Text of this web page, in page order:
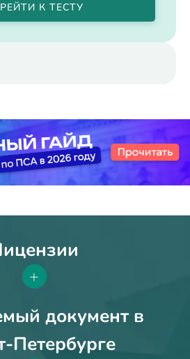
К ТЕСТУ
+
документ в
Петербурге